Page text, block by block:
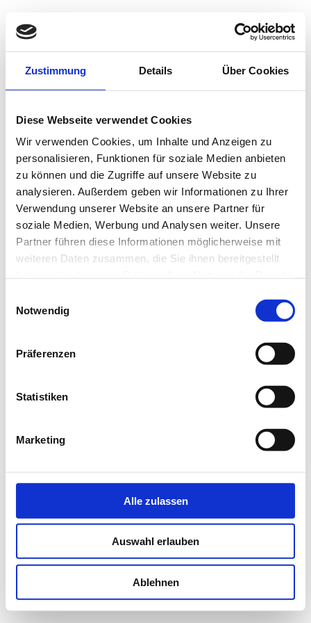
Zustimmung Details Über Cookies
Diese Webseite verwendet Cookies
Wir verwenden Cookies, um Inhalte und Anzeigen zu
personalisieren, Funktionen für soziale Medien anbieten
zu können und die Zugriffe auf unsere Website zu
analysieren. Außerdem geben wir Informationen zu Ihrer
Verwendung unserer Website an unsere Partner für
soziale Medien, Werbung und Analysen weiter. Unsere
Partner führen diese Informationen möglicherweise mit
weiteren Daten zusammen, die Sie ihnen bereitgestellt
Notwendig
Präferenzen
Statistiken
Marketing
Alle zulassen
Auswahl erlauben
Ablehnen